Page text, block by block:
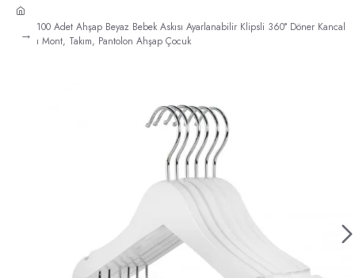
100 Adet Ahşap Beyaz Bebek Askısı Ayarlanabilir Klipsli 360° Döner Kancal
ı Mont, Takım, Pantolon Ahşap Çocuk